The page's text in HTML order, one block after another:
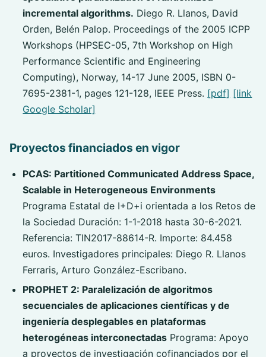
incremental algorithms. Diego R. Llanos, David
Orden, Belén Palop. Proceedings of the 2005 ICPP
Workshops (HPSEC-05, 7th Workshop on High
Performance Scientific and Engineering
Computing), Norway, 14-17 June 2005, ISBN 0-
7695-2381-1, pages 121-128, IEEE Press. [pdf] [link
Google Scholar]
Proyectos financiados en vigor
PCAS: Partitioned Communicated Address Space,
Scalable in Heterogeneous Environments
Programa Estatal de I+D+i orientada a los Retos de
la Sociedad Duración: 1-1-2018 hasta 30-6-2021.
Referencia: TIN2017-88614-R. Importe: 84.458
euros. Investigadores principales: Diego R. Llanos
Ferraris, Arturo González-Escribano.
PROPHET 2: Paralelización de algoritmos
secuenciales de aplicaciones científicas y de
ingeniería desplegables en plataformas
heterogéneas interconectadas Programa: Apoyo
a proyectos de investigación cofinanciados por el